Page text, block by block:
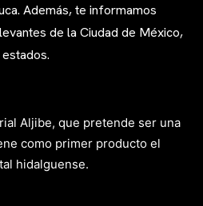
Además, te informamos
de la Ciudad de México,
Aljibe, que pretende ser una
como primer producto el
hidalguense.